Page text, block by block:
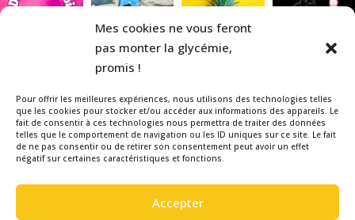
Mes cookies ne vous feront
pas monter la glycémie,
promis !
Pour offrir les meilleures expériences, nous utilisons des technologies telles
que les cookies pour stocker et/ou accéder aux informations des appareils. Le
fait de consentir à ces technologies nous permettra de traiter des données
telles que le comportement de navigation ou les ID uniques sur ce site. Le fait
de ne pas consentir ou de retirer son consentement peut avoir un effet
négatif sur certaines caractéristiques et fonctions.
Accepter
Veuillez noter que la La Belle & le
Diabète est un blog indépendant,
réalisé bénévolement par une
patiente diabétique de type 1, pour